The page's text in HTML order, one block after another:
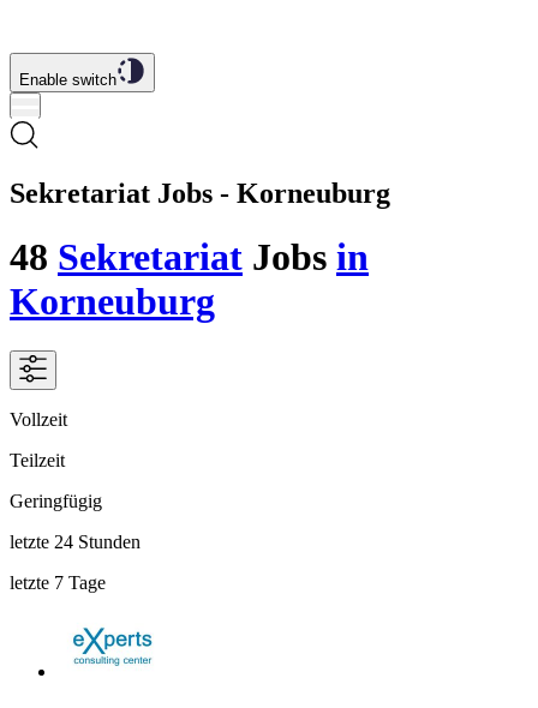
Enable switch
Sekretariat Jobs - Korneuburg
48 Sekretariat Jobs in
Korneuburg
Vollzeit
Teilzeit
Geringfügig
letzte 24 Stunden
letzte 7 Tage